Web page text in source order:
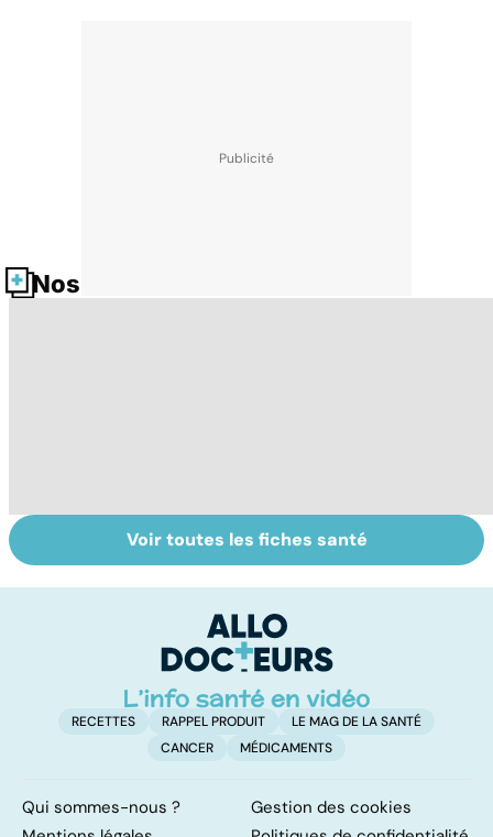
Nos fiches santé
Troubles anxieux,
une anxiété
Un rhume, ça se
soigne ?
Voir toutes les fiches santé
RECETTES RAPPEL PRODUIT
LE MAG DE LA SANTÉ
CANCER
MÉDICAMENTS
Qui sommes-nous ?
Gestion des cookies